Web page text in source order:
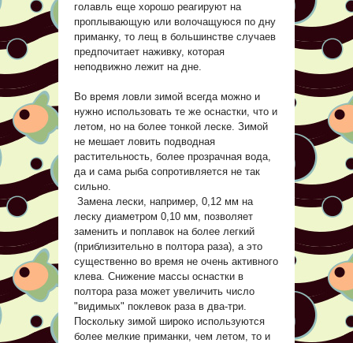
голавль еще хорошо реагируют на
проплывающую или волочащуюся по дну
приманку, то лещ в большинстве случаев
предпочитает наживку, которая
неподвижно лежит на дне.
Во время ловли зимой всегда можно и
нужно использовать те же оснастки, что и
летом, но на более тонкой леске. Зимой
не мешает ловить подводная
растительность, более прозрачная вода,
да и сама рыба сопротивляется не так
сильно.
Замена лески, например, 0,12 мм на
леску диаметром 0,10 мм, позволяет
заменить и поплавок на более легкий
(приблизительно в полтора раза), а это
существенно во время не очень активного
клева. Снижение массы оснастки в
полтора раза может увеличить число
"видимых" поклевок раза в два-три.
Поскольку зимой широко используются
более мелкие приманки, чем летом, то и